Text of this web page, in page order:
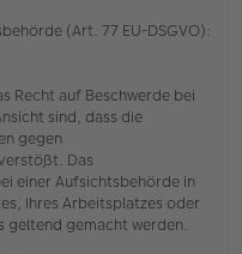
(Art. 77 EU-DSGVO):
Recht auf Beschwerde bei
sind, dass die
gegen
Das
einer Aufsichtsbehörde in
Ihres Arbeitsplatzes oder
geltend gemacht werden.